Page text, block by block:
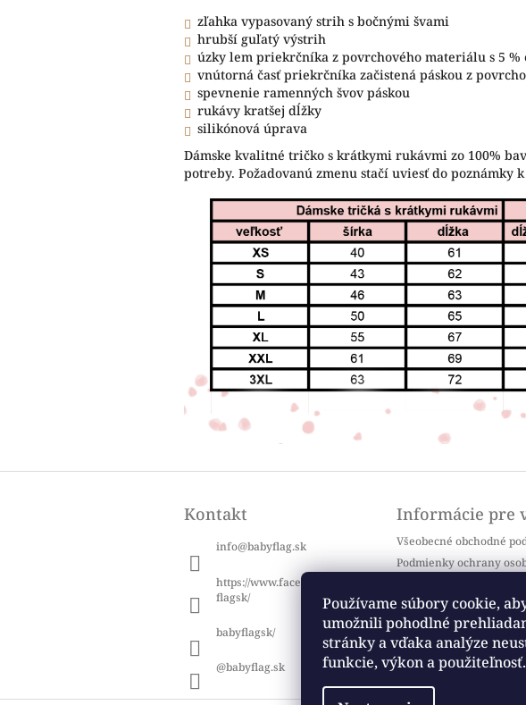
Používame súbory cookie,
umožnili pohodlné
stránky a vďaka analýze
funkcie, výkon a použiteľnosť.
zľahka vypasovaný strih s bočnými švami
hrubší guľatý výstrih
úzky lem priekrčníka z povrchového materiálu s 5 %
vnútorná časť priekrčníka začistená páskou z
spevnenie ramenných švov páskou
rukávy kratšej dĺžky
silikónová úprava
Dámske kvalitné tričko s krátkymi rukávmi zo 100%
potreby. Požadovanú zmenu stačí uviesť do poznámky
Kontakt
info@babyflag.sk
https://www.facebook.com/baby
flagsk/
babyflagsk/
@babyflag.sk
Informácie pre
Všeobecné obchodné
Podmienky ochrany
Doprava a platba
Kontakty
Často kladené otázky /
Moja objednávka